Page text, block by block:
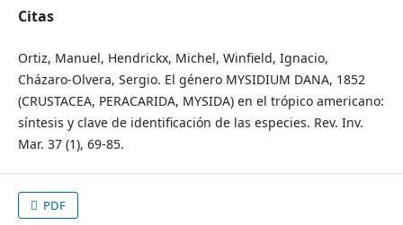
Citas
Ortiz, Manuel, Hendrickx, Michel, Winfield, Ignacio,
Cházaro-Olvera, Sergio. El género MYSIDIUM DANA, 1852
(CRUSTACEA, PERACARIDA, MYSIDA) en el trópico americano:
síntesis y clave de identificación de las especies. Rev. Inv.
Mar. 37 (1), 69-85.
PDF